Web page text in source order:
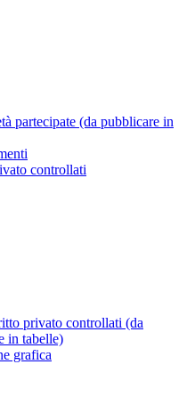
partecipate (da pubblicare in
controllati
privato controllati (da
in tabelle)
grafica